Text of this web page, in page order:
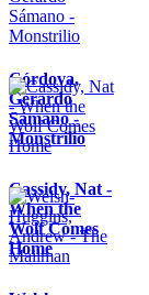
Córdova,
Gerardo
Sámano -
Monstrilio
Cassidy, Nat -
When the
Wolf Comes
Home